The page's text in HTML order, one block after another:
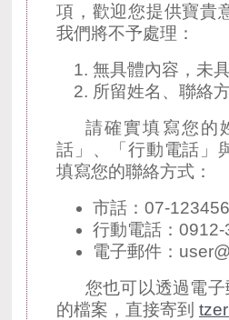
項，歡迎您提供寶貴
我們將不予處理：
無具體內容，未
所留姓名、聯絡
請確實填寫您的
話」、「行動電話」
填寫您的聯絡方式：
市話：07-
行動電話：
電子郵件：
您也可以透過電
的檔案，直接寄到